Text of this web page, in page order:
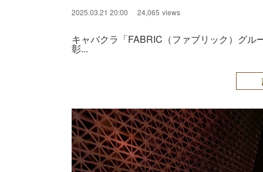
2025.03.21 20:00 24,065 views
キャバクラ「FABRIC（ファブリック）グ
彰...